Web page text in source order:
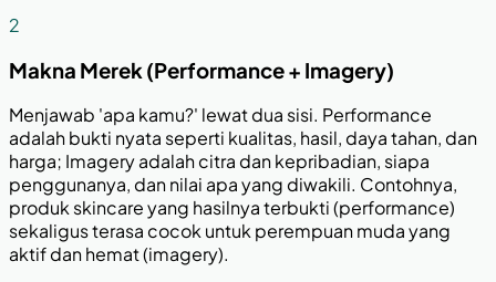
2
Makna Merek (Performance + Imagery)
Menjawab 'apa kamu?' lewat dua sisi. Performance
adalah bukti nyata seperti kualitas, hasil, daya tahan, dan
harga; Imagery adalah citra dan kepribadian, siapa
penggunanya, dan nilai apa yang diwakili. Contohnya,
produk skincare yang hasilnya terbukti (performance)
sekaligus terasa cocok untuk perempuan muda yang
aktif dan hemat (imagery).